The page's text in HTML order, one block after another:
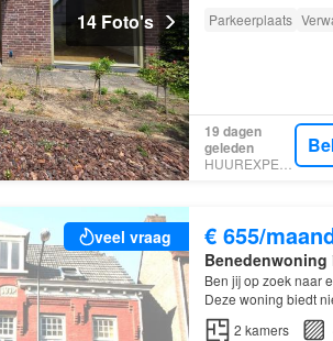
14 Foto's
Parkeerplaats
19 dagen
geleden
veel vraag € 655/
Benedenwoning
Ben jij op zoek naar
Deze woning biedt
woonomgeving
2 kamers